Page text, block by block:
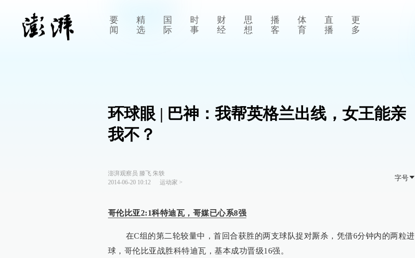
要
闻
精
选
国
际
时
事
财
经
思
想
播
客
体
育
直
播
更
多
环球眼 | 巴神：我帮英格兰出线，女王能亲
我不？
澎湃观察员 滕飞 朱轶
2014-06-20 10:12
运动家 >
字号
哥伦比亚2:1科特迪瓦，哥媒已心系8强
在C组的第二轮较量中，首回合获胜的两支球队捉对厮杀，凭借6分钟内的两粒进
球，哥伦比亚战胜科特迪瓦，基本成功晋级16强。